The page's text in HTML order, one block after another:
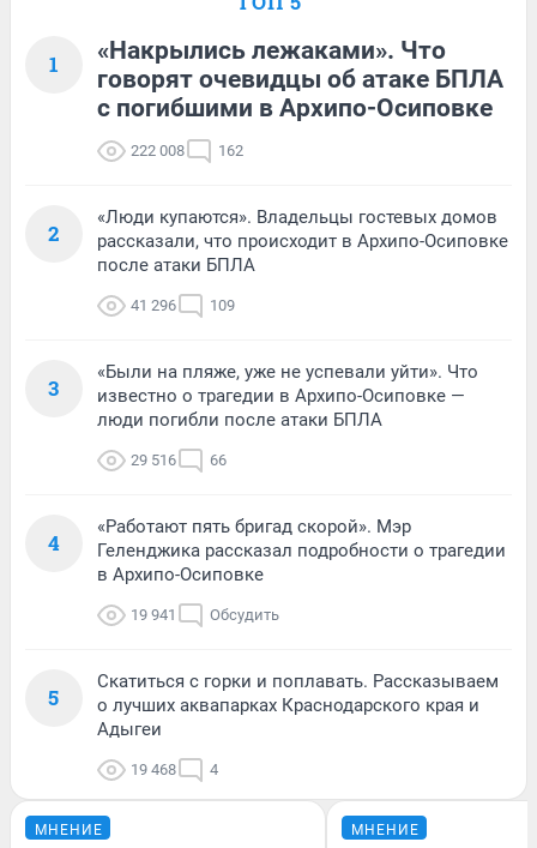
1
«Накрылись лежаками». Что
говорят очевидцы об атаке БПЛА
с погибшими в Архипо-Осиповке
222 008 162
2
«Люди купаются». Владельцы гостевых домов
рассказали, что происходит в Архипо-Осиповке
после атаки БПЛА
41 296 109
3
«Были на пляже, уже не успевали уйти». Что
известно о трагедии в Архипо-Осиповке —
люди погибли после атаки БПЛА
29 516 66
4
«Работают пять бригад скорой». Мэр
Геленджика рассказал подробности о трагедии
в Архипо-Осиповке
19 941 Обсудить
5
Скатиться с горки и поплавать. Рассказываем
о лучших аквапарках Краснодарского края и
Адыгеи
19 468 4
МНЕНИЕ МНЕНИЕ